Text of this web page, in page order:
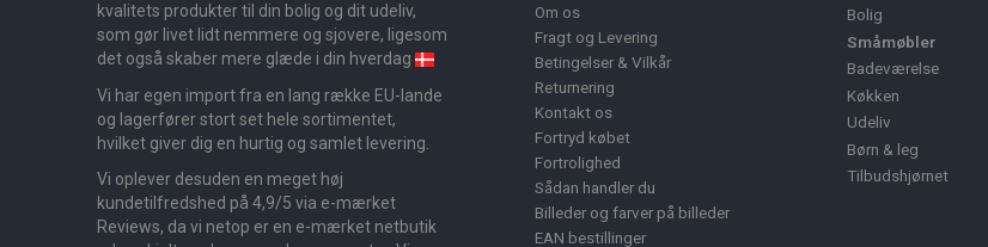
kvalitets produkter til din bolig og dit udeliv,
som gør livet lidt nemmere og sjovere, ligesom
det også skaber mere glæde i din hverdag
Vi har egen import fra en lang række EU-lande
og lagerfører stort set hele sortimentet,
hvilket giver dig en hurtig og samlet levering.
Vi oplever desuden en meget høj
kundetilfredshed på 4,9/5 via e-mærket
Reviews, da vi netop er en e-mærket netbutik
Om os
Fragt og Levering
Betingelser & Vilkår
Returnering
Kontakt os
Fortryd købet
Fortrolighed
Sådan handler du
Billeder og farver på billeder
EAN bestillinger
Bolig
Småmøbler
Badeværelse
Køkken
Udeliv
Børn & leg
Tilbudshjørnet